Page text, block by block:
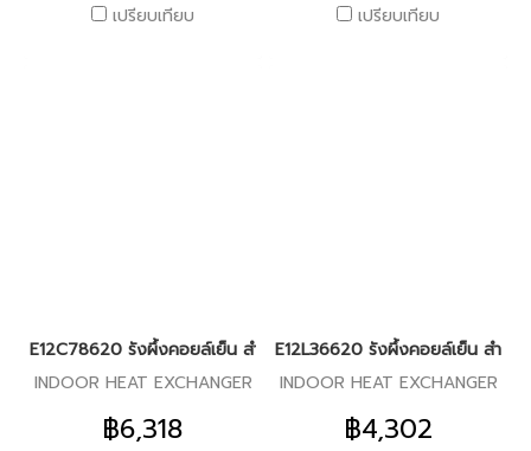
เปรียบเทียบ
เปรียบเทียบ
E12C78620 รังผึ้งคอยล์เย็น สำหรับแอร์มิตซู รุ่น MS-SGE18
INDOOR HEAT EXCHANGER
฿6,318
E12L36620 รังผึ้งคอยล์เย็น สำหรั
INDOOR HEAT EXCHANGER
฿4,302